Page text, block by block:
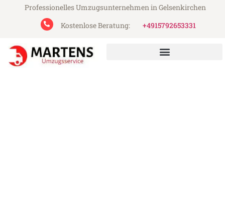
Professionelles Umzugsunternehmen in Gelsenkirchen
Kostenlose Beratung:
+4915792653331